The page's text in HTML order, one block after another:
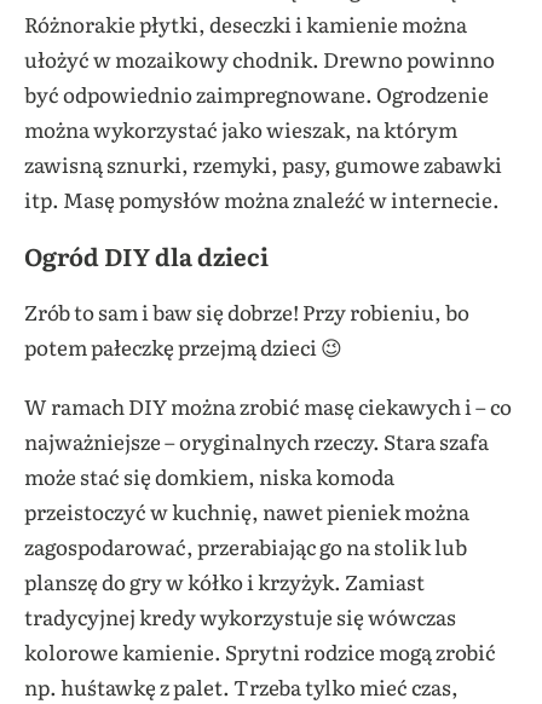
Różnorakie płytki, deseczki i kamienie można
ułożyć w mozaikowy chodnik. Drewno powinno
być odpowiednio zaimpregnowane. Ogrodzenie
można wykorzystać jako wieszak, na którym
zawisną sznurki, rzemyki, pasy, gumowe zabawki
itp. Masę pomysłów można znaleźć w internecie.
Ogród DIY dla dzieci
Zrób to sam i baw się dobrze! Przy robieniu, bo
potem pałeczkę przejmą dzieci 😉
W ramach DIY można zrobić masę ciekawych i – co
najważniejsze – oryginalnych rzeczy. Stara szafa
może stać się domkiem, niska komoda
przeistoczyć w kuchnię, nawet pieniek można
zagospodarować, przerabiając go na stolik lub
planszę do gry w kółko i krzyżyk. Zamiast
tradycyjnej kredy wykorzystuje się wówczas
kolorowe kamienie. Sprytni rodzice mogą zrobić
np. huśtawkę z palet. Trzeba tylko mieć czas,